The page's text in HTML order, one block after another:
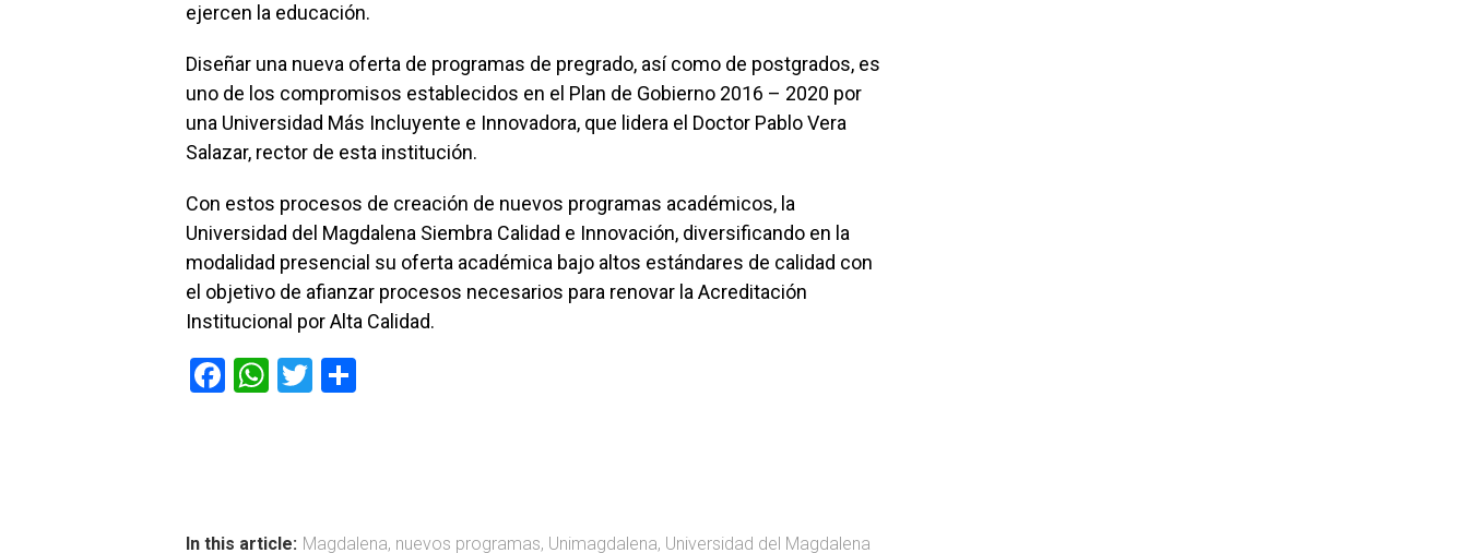
ejercen la educación.
Diseñar una nueva oferta de programas de pregrado, así como de postgrados, es
uno de los compromisos establecidos en el Plan de Gobierno 2016 – 2020 por
una Universidad Más Incluyente e Innovadora, que lidera el Doctor Pablo Vera
Salazar, rector de esta institución.
Con estos procesos de creación de nuevos programas académicos, la
Universidad del Magdalena Siembra Calidad e Innovación, diversificando en la
modalidad presencial su oferta académica bajo altos estándares de calidad con
el objetivo de afianzar procesos necesarios para renovar la Acreditación
Institucional por Alta Calidad.
F
W T
In this article: Magdalena, nuevos programas, Unimagdalena, Universidad del Magdalena